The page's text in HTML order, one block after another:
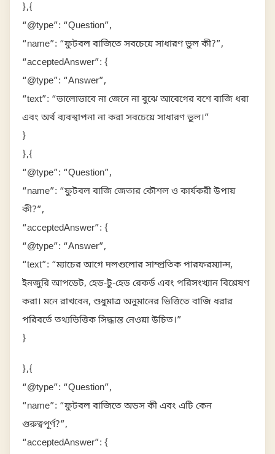
},{
“@type”: “Question”,
“name”: “ফুটবল বাজিতে সবচেয়ে সাধারণ ভুল কী?”,
“acceptedAnswer”: {
“@type”: “Answer”,
“text”: “ভালোভাবে না জেনে না বুঝে আবেগের বশে বাজি ধরা
এবং অর্থ ব্যবস্থাপনা না করা সবচেয়ে সাধারণ ভুল।”
}
},{
“@type”: “Question”,
“name”: “ফুটবল বাজি জেতার কৌশল ও কার্যকরী উপায়
কী?”,
“acceptedAnswer”: {
“@type”: “Answer”,
“text”: “ম্যাচের আগে দলগুলোর সাম্প্রতিক পারফরম্যান্স,
ইনজুরি আপডেট, হেড-টু-হেড রেকর্ড এবং পরিসংখ্যান বিশ্লেষণ
করা। মনে রাখবেন, শুধুমাত্র অনুমানের ভিত্তিতে বাজি ধরার
পরিবর্তে তথ্যভিত্তিক সিদ্ধান্ত নেওয়া উচিত।”
}
},{
“@type”: “Question”,
“name”: “ফুটবল বাজিতে অডস কী এবং এটি কেন
গুরুত্বপূর্ণ?”,
“acceptedAnswer”: {